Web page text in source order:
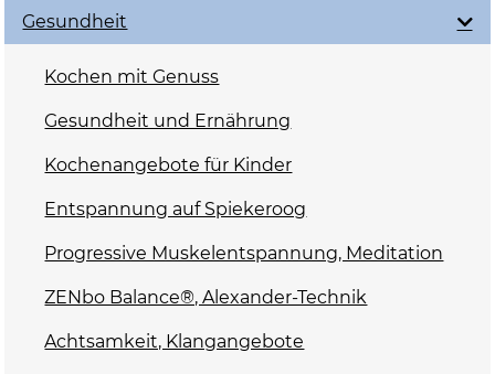
Gesundheit
Kochen mit Genuss
Gesundheit und Ernährung
Kochenangebote für Kinder
Entspannung auf Spiekeroog
Progressive Muskelentspannung, Meditation
ZENbo Balance®, Alexander-Technik
Achtsamkeit, Klangangebote